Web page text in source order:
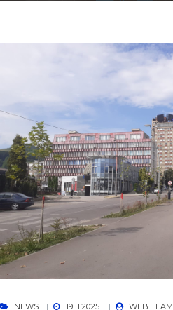
NEWS 19.11.2025. WEB TEAM